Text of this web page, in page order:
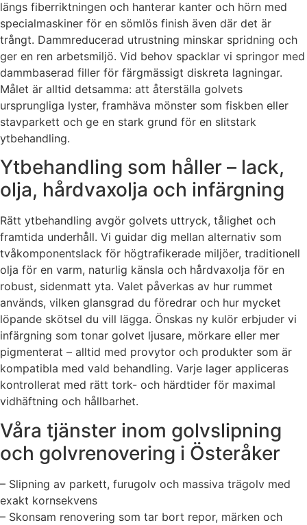
längs fiberriktningen och hanterar kanter och hörn med
specialmaskiner för en sömlös finish även där det är
trångt. Dammreducerad utrustning minskar spridning och
ger en ren arbetsmiljö. Vid behov spacklar vi springor med
dammbaserad filler för färgmässigt diskreta lagningar.
Målet är alltid detsamma: att återställa golvets
ursprungliga lyster, framhäva mönster som fiskben eller
stavparkett och ge en stark grund för en slitstark
ytbehandling.
Ytbehandling som håller – lack,
olja, hårdvaxolja och infärgning
Rätt ytbehandling avgör golvets uttryck, tålighet och
framtida underhåll. Vi guidar dig mellan alternativ som
tvåkomponentslack för högtrafikerade miljöer, traditionell
olja för en varm, naturlig känsla och hårdvaxolja för en
robust, sidenmatt yta. Valet påverkas av hur rummet
används, vilken glansgrad du föredrar och hur mycket
löpande skötsel du vill lägga. Önskas ny kulör erbjuder vi
infärgning som tonar golvet ljusare, mörkare eller mer
pigmenterat – alltid med provytor och produkter som är
kompatibla med vald behandling. Varje lager appliceras
kontrollerat med rätt tork- och härdtider för maximal
vidhäftning och hållbarhet.
Våra tjänster inom golvslipning
och golvrenovering i Österåker
– Slipning av parkett, furugolv och massiva trägolv med
exakt kornsekvens
– Skonsam renovering som tar bort repor, märken och